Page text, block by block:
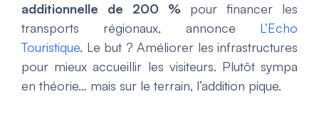
additionnelle de 200 % pour financer les
transports régionaux, annonce L’Echo
Touristique. Le but ? Améliorer les infrastructures
pour mieux accueillir les visiteurs. Plutôt sympa
en théorie… mais sur le terrain, l’addition pique.